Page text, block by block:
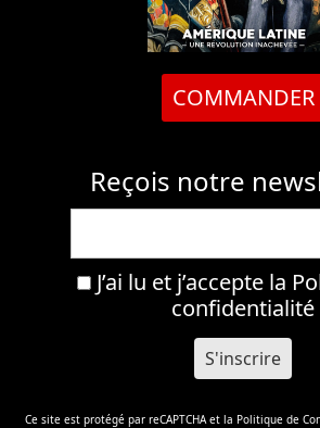
COMMANDER
Reçois notre
J’ai lu et j’accepte la
confidentialité
Ce site est protégé par reCAPTCHA et la Politique de